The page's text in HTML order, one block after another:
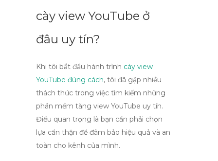
cày view YouTube ở
đâu uy tín?
Khi tôi bắt đầu hành trình cày view
YouTube đúng cách, tôi đã gặp nhiều
thách thức trong việc tìm kiếm những
phần mềm tăng view YouTube uy tín.
Điều quan trọng là bạn cần phải chọn
lựa cẩn thận để đảm bảo hiệu quả và an
toàn cho kênh của mình.